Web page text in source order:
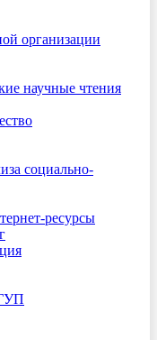
организации
научные чтения
социально-
ресурсы